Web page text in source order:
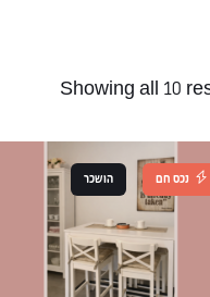
Showing all 10
נכס חם הושכר